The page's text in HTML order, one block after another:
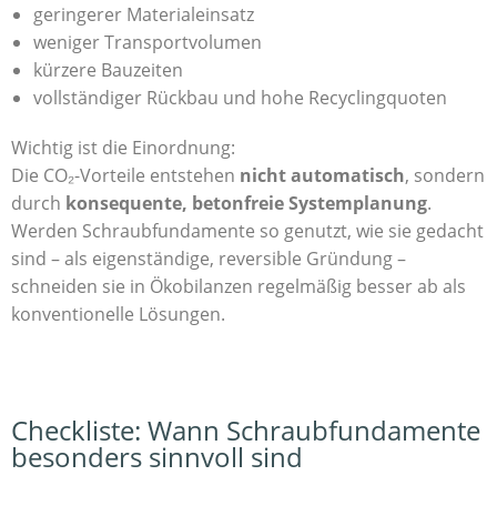
geringerer Materialeinsatz
weniger Transportvolumen
kürzere Bauzeiten
vollständiger Rückbau und hohe Recyclingquoten
Wichtig ist die Einordnung:
Die CO₂-Vorteile entstehen nicht automatisch, sondern
durch konsequente, betonfreie Systemplanung.
Werden Schraubfundamente so genutzt, wie sie gedacht
sind – als eigenständige, reversible Gründung –
schneiden sie in Ökobilanzen regelmäßig besser ab als
konventionelle Lösungen.
Checkliste: Wann Schraubfundamente
besonders sinnvoll sind